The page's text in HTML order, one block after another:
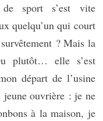
s’est vite
quelqu’un qui court
? Mais la
plutôt… elle s’est
départ de l’usine
ouvrière : je ne
à la maison, je